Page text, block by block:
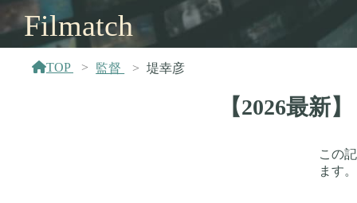
Filmatch
TOP 監督 堤幸彦
【2026最新
この
ます